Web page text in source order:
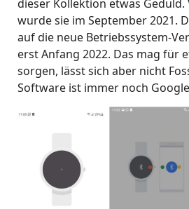
dieser Kollektion etwas
wurde sie im September 2021.
auf die neue Betriebssystem-
erst Anfang 2022. Das mag für
sorgen, lässt sich aber nicht
Software ist immer noch